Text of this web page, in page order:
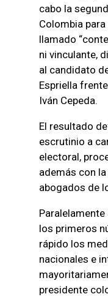
cabo la
Colombia
llamado
ni vinculante,
al candidato
Espriella
Iván Cepeda.
El resultado
escrutinio a
electoral,
además con
abogados de
los primeros
rápido los
nacionales e
presidente